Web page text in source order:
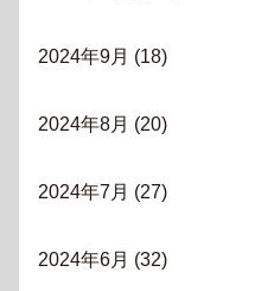
2024年9月 (18)
2024年8月 (20)
2024年7月 (27)
2024年6月 (32)